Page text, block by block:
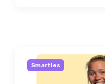
Smarties